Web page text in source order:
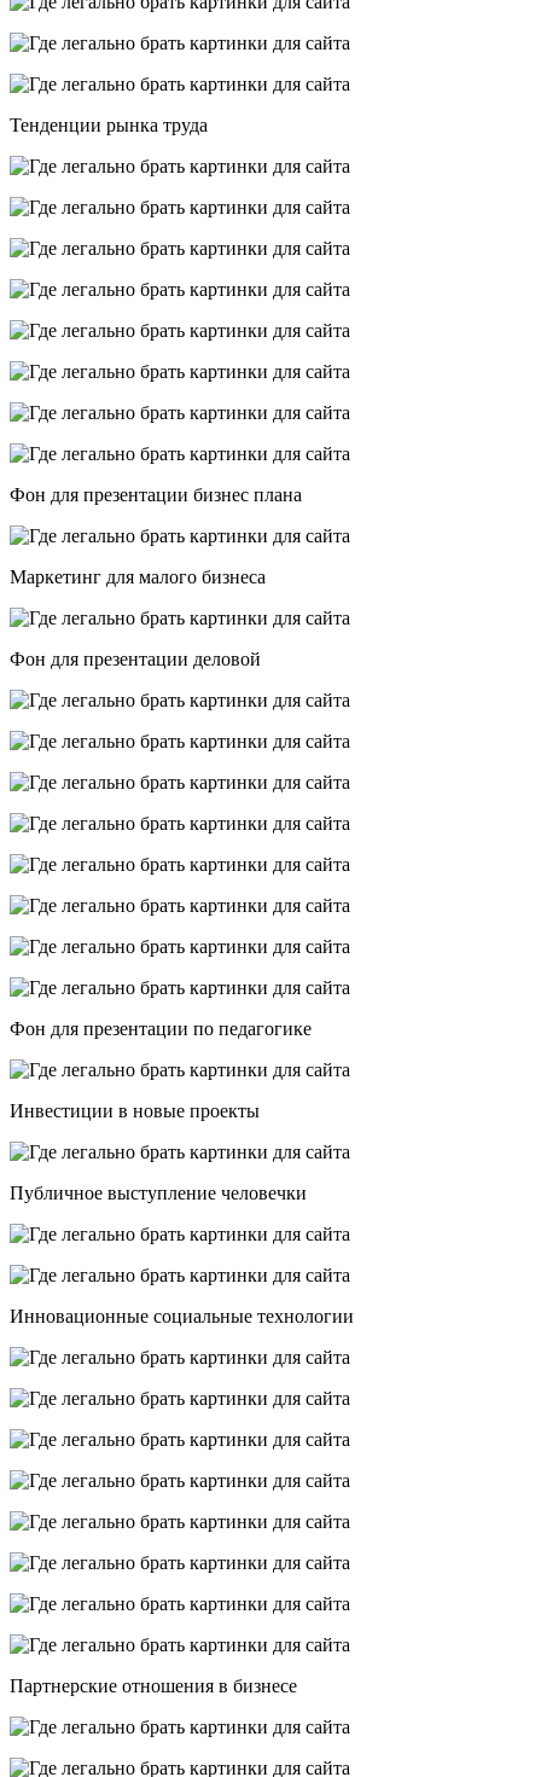
Тенденции рынка труда
Фон для презентации бизнес плана
Маркетинг для малого бизнеса
Фон для презентации деловой
Фон для презентации по педагогике
Инвестиции в новые проекты
Публичное выступление человечки
Инновационные социальные технологии
Партнерские отношения в бизнесе